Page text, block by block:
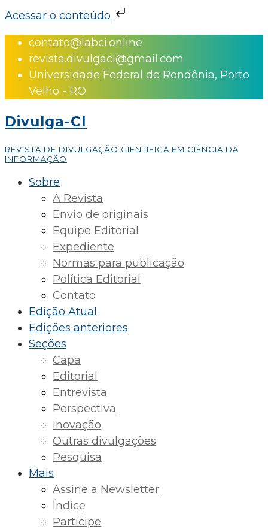
Acessar o conteúdo
Skip
content
contato@labci.online
revista.divulgaci@gmail.com
Universidade Federal de Rondônia, Porto
Velho - RO
Divulga-CI
REVISTA DE DIVULGAÇÃO CIENTÍFICA EM CIÊNCIA DA
INFORMAÇÃO
Sobre
A Revista
Envio de originais
Equipe Editorial
Expediente
Normas para publicação
Política Editorial
Contato
Edição Atual
Edições anteriores
Seções
Capa
Editorial
Entrevista
Perspectiva
Inovação
Outras divulgações
Pesquisa
Mais
Assine a Newsletter
Índice
Participe